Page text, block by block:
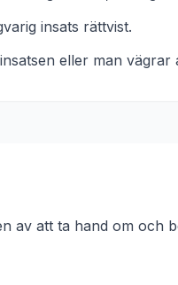
insats rättvist.
eller man vägrar
av att ta hand om och